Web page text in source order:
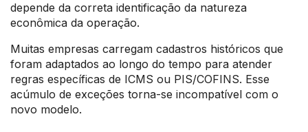
depende da correta identificação da natureza
econômica da operação.
Muitas empresas carregam cadastros históricos que
foram adaptados ao longo do tempo para atender
regras específicas de ICMS ou PIS/COFINS. Esse
acúmulo de exceções torna-se incompatível com o
novo modelo.